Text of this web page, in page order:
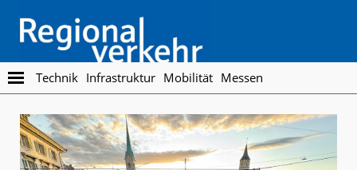
main
content
footer
Regionalverkehr
Die
Fachzeitschrift
den
Öffentlichen
Personennahverkehr
Technik Infrastruktur Mobilität Messen